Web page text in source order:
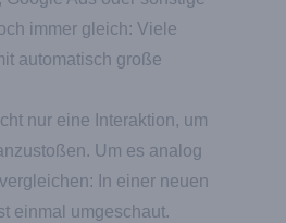
immer gleich: Viele
automatisch große
nur eine Interaktion, um
Um es analog
In einer neuen
einmal umgeschaut.